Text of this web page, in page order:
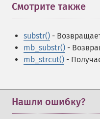
Смотрите также
substr() -
mb_substr() -
mb_strcut() -
Нашли ошибку?